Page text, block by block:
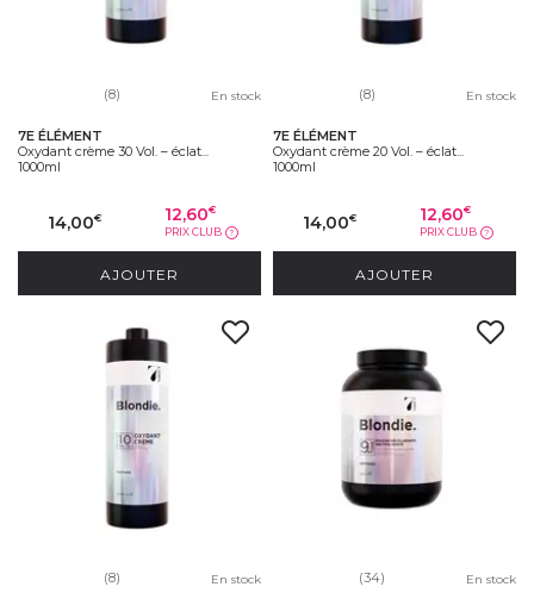
(8) En stock
7E ÉLÉMENT
Oxydant crème 30 Vol. – éclat...
1000ml
14,00€ 12,60€
PRIX CLUB ?
AJOUTER
(8) En stock
7E ÉLÉMENT
Oxydant crème 20 Vol. – éclat...
1000ml
14,00€ 12,60€
PRIX CLUB ?
AJOUTER
(8) En stock (34) En stock